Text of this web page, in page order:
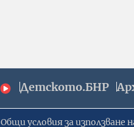
Детското.БНР
Общи условия за използване